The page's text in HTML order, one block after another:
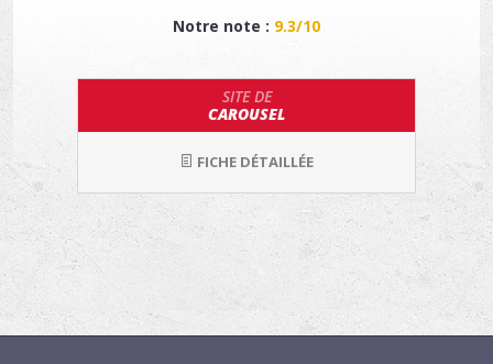
Notre note : 9.3/10
SITE DE
CAROUSEL
FICHE DÉTAILLÉE